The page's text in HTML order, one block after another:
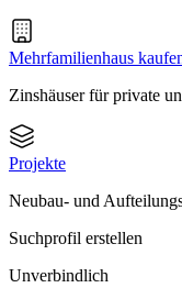
Mehrfamilienhaus
Zinshäuser für private
Projekte
Neubau- und
Suchprofil erstellen
Unverbindlich